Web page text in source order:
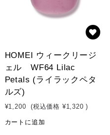
HOMEI ウィークリージ
ェル WF64 Lilac
Petals (ライラックペタ
ルズ)
¥1,200 (税込価格 ¥1,320 )
カートに追加